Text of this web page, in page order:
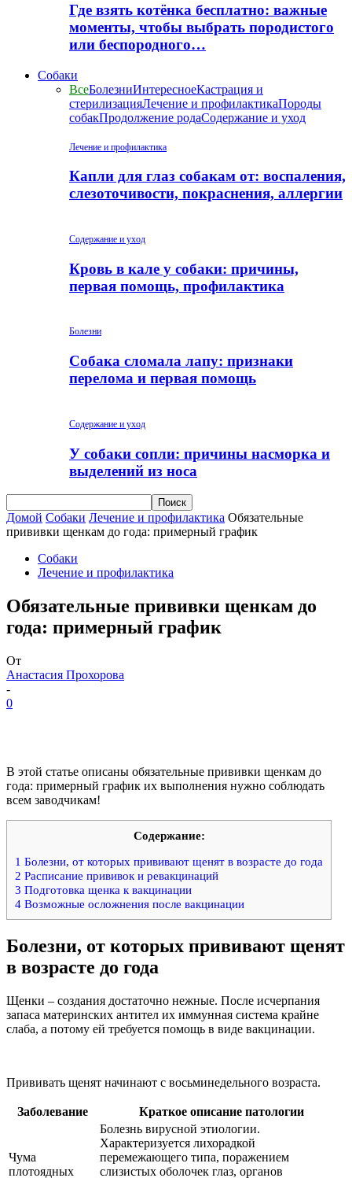
Где взять котёнка бесплатно: важные
моменты, чтобы выбрать породистого
или беспородного…
Собаки
ВсеБолезниИнтересноеКастрация и
стерилизацияЛечение и профилактикаПороды
собакПродолжение родаСодержание и уход
Лечение и профилактика
Капли для глаз собакам от: воспаления,
слезоточивости, покраснения, аллергии
Содержание и уход
Кровь в кале у собаки: причины,
первая помощь, профилактика
Болезни
Собака сломала лапу: признаки
перелома и первая помощь
Содержание и уход
У собаки сопли: причины насморка и
выделений из носа
Домой Собаки Лечение и профилактика Обязательные
прививки щенкам до года: примерный график
Собаки
Лечение и профилактика
Обязательные прививки щенкам до
года: примерный график
От
Анастасия Прохорова
-
0
В этой статье описаны обязательные прививки щенкам до
года: примерный график их выполнения нужно соблюдать
всем заводчикам!
Содержание:
1 Болезни, от которых прививают щенят в возрасте до года
2 Расписание прививок и ревакцинаций
3 Подготовка щенка к вакцинации
4 Возможные осложнения после вакцинации
Болезни, от которых прививают щенят
в возрасте до года
Щенки – создания достаточно нежные. После исчерпания
запаса материнских антител их иммунная система крайне
слаба, а потому ей требуется помощь в виде вакцинации.
Прививать щенят начинают с восьминедельного возраста.
Заболевание Краткое описание патологии
Чума
плотоядных
Болезнь вирусной этиологии.
Характеризуется лихорадкой
перемежающего типа, поражением
слизистых оболочек глаз, органов